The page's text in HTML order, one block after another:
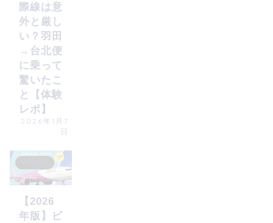
際線は意
外と厳し
い？羽田
→台北便
に乗って
驚いたこ
と【体験
レポ】
2026年1月7
日
【2026
年版】ピ